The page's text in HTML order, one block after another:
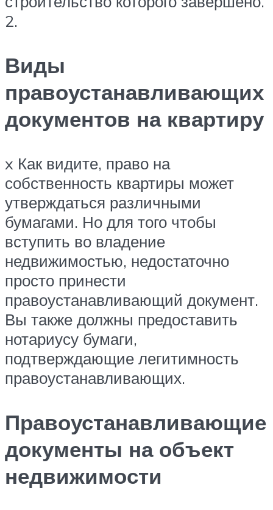
2.
Виды
правоустанавливающих
документов на квартиру
x Как видите, право на
собственность квартиры может
утверждаться различными
бумагами. Но для того чтобы
вступить во владение
недвижимостью, недостаточно
просто принести
правоустанавливающий документ.
Вы также должны предоставить
нотариусу бумаги,
подтверждающие легитимность
правоустанавливающих.
Правоустанавливающие
документы на объект
недвижимости